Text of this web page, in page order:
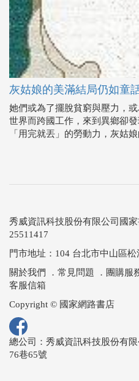
灰姑娘的美滿結局仍如童
她們或為了擺脫貧窮與壓力，
世界而跨國工作，來到異鄉卻
「用完就丟」的勞動力，灰姑
秀威資訊科技股份有限公司國
25511417
門市地址：104 台北市中山區
關於我們
． 常見問題 ． 團購服
客服信箱
Copyright © 國家網路書店
總公司：秀威資訊科技股份有
76巷65號